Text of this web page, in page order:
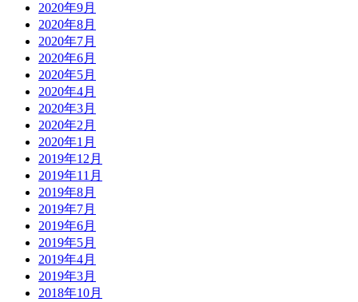
2020年9月
2020年8月
2020年7月
2020年6月
2020年5月
2020年4月
2020年3月
2020年2月
2020年1月
2019年12月
2019年11月
2019年8月
2019年7月
2019年6月
2019年5月
2019年4月
2019年3月
2018年10月